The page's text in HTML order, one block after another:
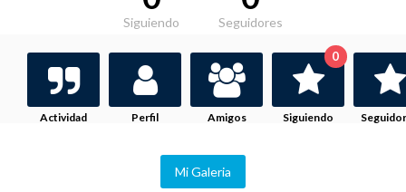
Siguiendo Seguidores
Actividad Perfil Amigos Siguiendo
0
Mi Galeria